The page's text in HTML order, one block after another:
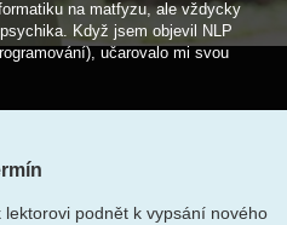
na matfyzu, ale vždycky
Když jsem objevil NLP
učarovalo mi svou
podnět k vypsání nového